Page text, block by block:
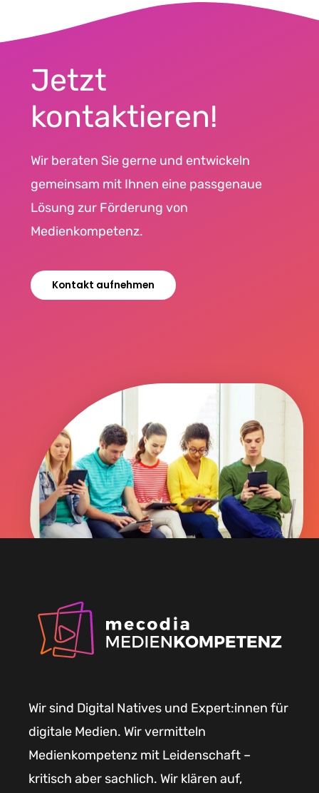
Jetzt
kontaktieren!
Wir beraten Sie gerne und entwickeln
gemeinsam mit Ihnen eine passgenaue
Lösung zur Förderung von
Medienkompetenz.
Kontakt aufnehmen
Wir sind Digital Natives und Expert:innen für
digitale Medien. Wir vermitteln
Medienkompetenz mit Leidenschaft –
kritisch aber sachlich. Wir klären auf,